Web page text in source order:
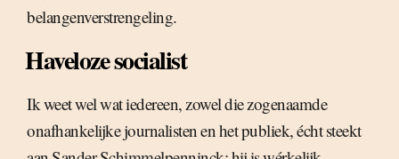
belangenverstrengeling.
Haveloze socialist
Ik weet wel wat iedereen, zowel die zogenaamde
onafhankelijke journalisten en het publiek, écht steekt